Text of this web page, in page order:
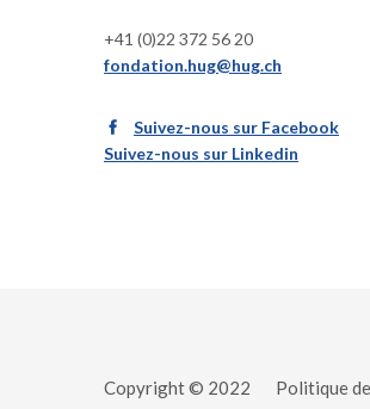
+41 (0)22 372 56 20
fondation.hug@hug.ch
Suivez-nous sur Facebook
Suivez-nous sur Linkedin
Copyright © 2022 Politique